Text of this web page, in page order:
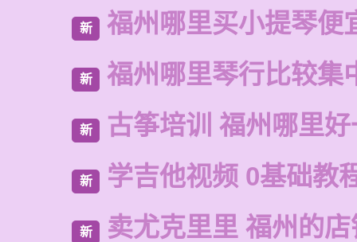
新 福州哪里买小提琴便
新 福州哪里琴行比较集
新 古筝培训 福州哪里
新 学吉他视频 0基础教
新 卖尤克里里 福州的